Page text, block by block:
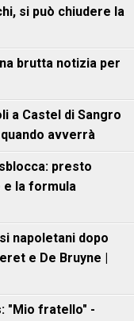
si può chiudere la
brutta notizia per
a Castel di Sangro
avverrà
presto
la formula
napoletani dopo
e De Bruyne |
"Mio fratello" -